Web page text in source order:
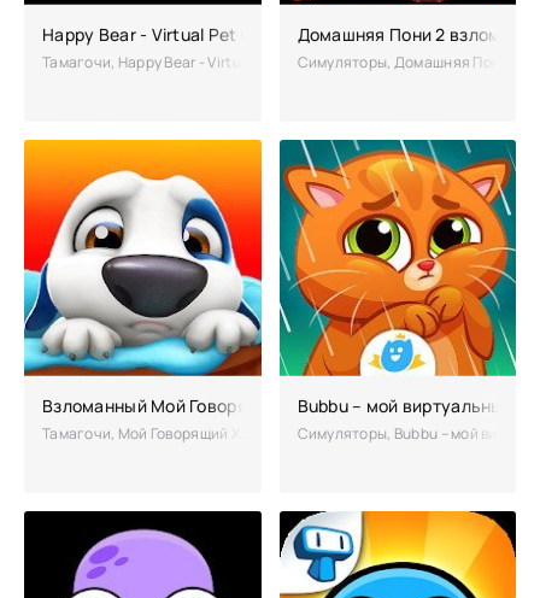
Happy Bear - Virtual Pet Game взломанная (Мод много
Тамагочи, Happy Bear - Virtual Pet Game – увлекательная
Домашняя Пони 2 взлом на
Симуляторы, Домашняя Пони 2 –
Взломанный Мой Говорящий Хэнк
Тамагочи, Мой Говорящий Хэнк – занимательная игра, которая
Bubbu – мой виртуальный
Симуляторы, Bubbu – мой